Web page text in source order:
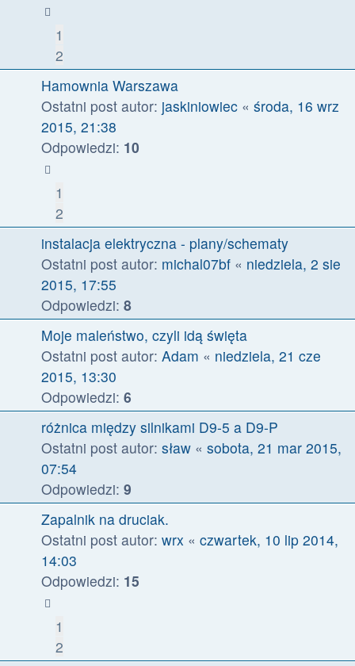
1
2
Hamownia Warszawa
Ostatni post autor: jaskiniowiec « środa, 16 wrz
2015, 21:38
Odpowiedzi: 10
1
2
instalacja elektryczna - plany/schematy
Ostatni post autor: michal07bf « niedziela, 2 sie
2015, 17:55
Odpowiedzi: 8
Moje maleństwo, czyli idą święta
Ostatni post autor: Adam « niedziela, 21 cze
2015, 13:30
Odpowiedzi: 6
różnica między silnikami D9-5 a D9-P
Ostatni post autor: sław « sobota, 21 mar 2015,
07:54
Odpowiedzi: 9
Zapalnik na druciak.
Ostatni post autor: wrx « czwartek, 10 lip 2014,
14:03
Odpowiedzi: 15
1
2